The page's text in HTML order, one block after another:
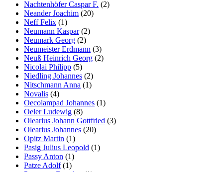
Nachtenhöfer Caspar F. (2)
Neander Joachim (20)
Neff Felix (1)
Neumann Kaspar(2)
Neumark Georg (2)
Neumeister Erdmann (3)
Neuß Heinrich Georg (2)
Nicolai Philipp (5)
Niedling Johannes (2)
Nitschmann Anna (1)
Novalis (4)
Oecolampad Johannes (1)
Oeler Ludewig (8)
Olearius Johann Gottfried (3)
Olearius Johannes (20)
Opitz Martin (1)
Pasig Julius Leopold (1)
Passy Anton (1)
Patze Adolf(1)